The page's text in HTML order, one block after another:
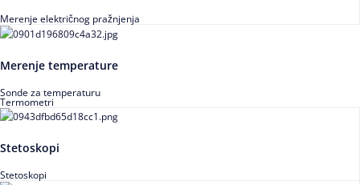
Merenje električnog pražnjenja
Merenje temperature
Sonde za temperaturu
Termometri
Stetoskopi
Stetoskopi